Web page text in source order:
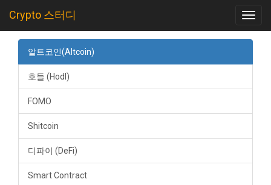
Crypto 스터디
알트코인(Altcoin)
호들 (Hodl)
FOMO
Shitcoin
디파이 (DeFi)
Smart Contract